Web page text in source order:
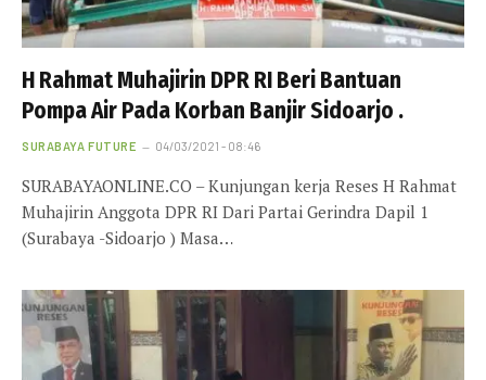
H Rahmat Muhajirin DPR RI Beri Bantuan
Pompa Air Pada Korban Banjir Sidoarjo .
SURABAYA FUTURE 04/03/2021 - 08:46
SURABAYAONLINE.CO – Kunjungan kerja Reses H Rahmat
Muhajirin Anggota DPR RI Dari Partai Gerindra Dapil 1
(Surabaya -Sidoarjo ) Masa…